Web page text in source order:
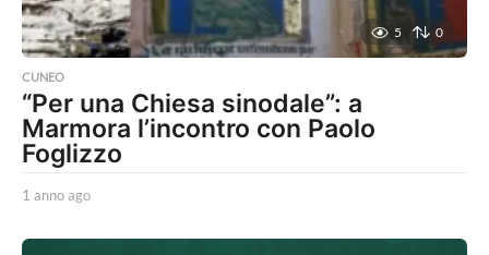
5 0
CUNEO
“Per una Chiesa sinodale”: a
Marmora l’incontro con Paolo
Foglizzo
1 anno ago
n